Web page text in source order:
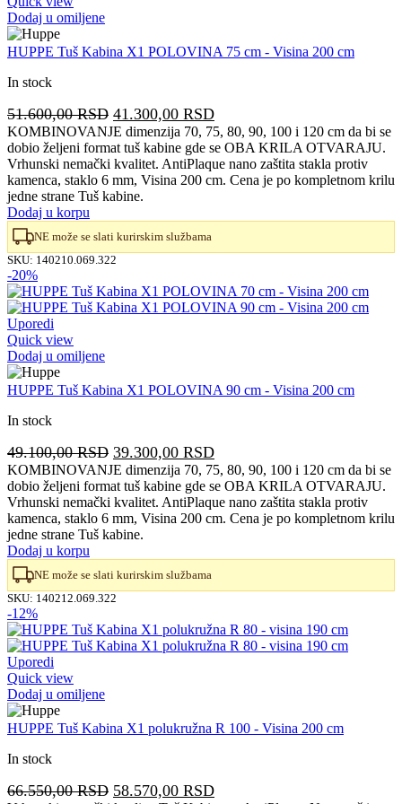
Dodaj u omiljene
HUPPE Tuš Kabina X1 POLOVINA 75 cm - Visina 200 cm
In stock
51.600,00RSD Originalna
cena
je
bila:
51.600,00 RSD.
41.300,00 RSDTrenutna
cena
je:
41.300,00 RSD.
KOMBINOVANJE dimenzija 70, 75, 80, 90, 100 i 120 cm da bi se
dobio željeni format tuš kabine gde se OBA KRILA OTVARAJU.
Vrhunski nemački kvalitet. AntiPlaque nano zaštita stakla protiv
kamenca, staklo 6 mm, Visina 200 cm. Cena je po kompletnom krilu
jedne strane Tuš kabine.
Dodaj u korpu
NE može se slati kurirskim službama
SKU: 140210.069.322
-20%
Uporedi
Quick view
Dodaj u omiljene
HUPPE Tuš Kabina X1 POLOVINA 90 cm - Visina 200 cm
In stock
49.100,00RSD Originalna
cena
je
bila:
49.100,00 RSD.
39.300,00 RSDTrenutna
cena
je:
39.300,00 RSD.
KOMBINOVANJE dimenzija 70, 75, 80, 90, 100 i 120 cm da bi se
dobio željeni format tuš kabine gde se OBA KRILA OTVARAJU.
Vrhunski nemački kvalitet. AntiPlaque nano zaštita stakla protiv
kamenca, staklo 6 mm, Visina 200 cm. Cena je po kompletnom krilu
jedne strane Tuš kabine.
Dodaj u korpu
NE može se slati kurirskim službama
SKU: 140212.069.322
-12%
Uporedi
Quick view
Dodaj u omiljene
HUPPE Tuš Kabina X1 polukružna R 100 - Visina 200 cm
In stock
66.550,00RSD Originalna
58.570,00 RSDTrenutna